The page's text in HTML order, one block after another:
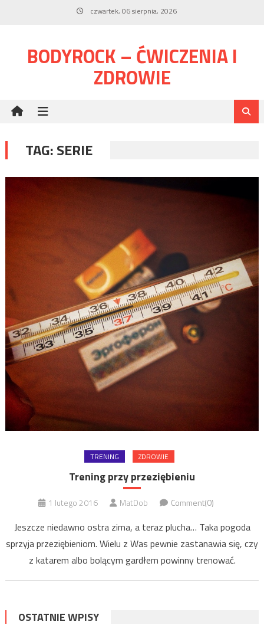
czwartek, 06 sierpnia, 2026
BODYROCK – ĆWICZENIA I
ZDROWIE
TAG:SERIE
TRENING ZDROWIE
Trening przy przeziębieniu
1 lutego 2016 MatDob Comment(0)
Jeszcze niedawno ostra zima, a teraz plucha… Taka pogoda
sprzyja przeziębieniom. Wielu z Was pewnie zastanawia się, czy
z katarem albo bolącym gardłem powinny trenować.
OSTATNIE WPISY